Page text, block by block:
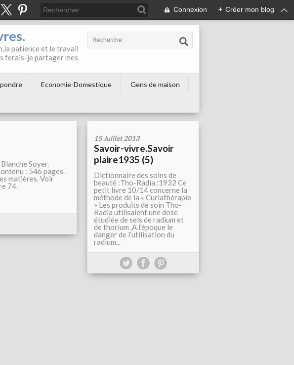
Connexion + Créer mon blog
patience et le travail
ferais-je partager mes
Economie-Domestique
Gens de maison
Soyer.
: 546 pages.
matières. Voir
74.
15 Juillet 2013
Savoir-vivre.Savoir
plaire1935 (5)
Dictionnaire des soins de
beauté :Tho-Radia :1932 Ce
petit livre 10/14 concerne la
méthode de la « Curiathérapie
» Les produits de soin Tho-
Radia utilisaient une dose
étudiée de sels de radium et
de thorium .A l’époque le
danger de l’utilisation du
radium...